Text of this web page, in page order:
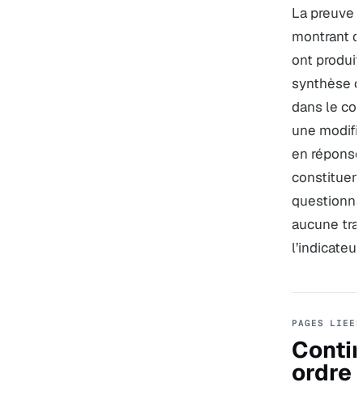
La preuve
montrant
ont
synthèse
dans le
une
en
aucune
l’indicateur
PAGES LIEES
ordre